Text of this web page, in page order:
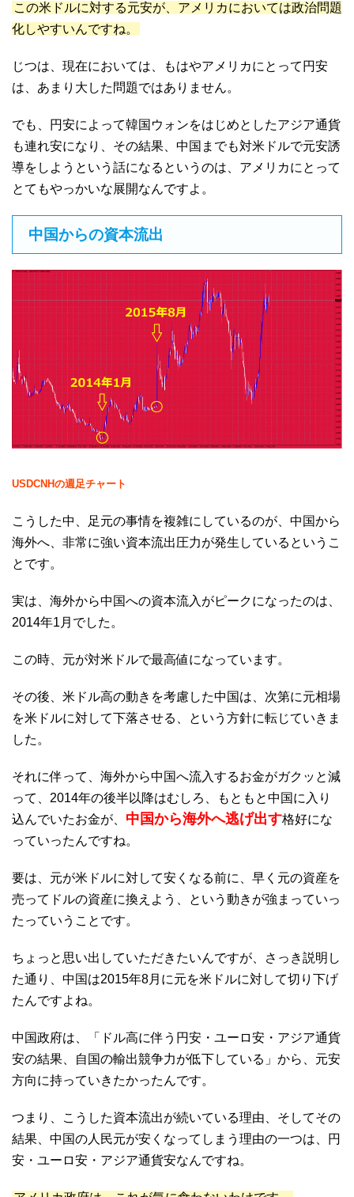
この米ドルに対する元安が、アメリカにおいては政治問題
化しやすいんですね。
じつは、現在においては、もはやアメリカにとって円安
は、あまり大した問題ではありません。
でも、円安によって韓国ウォンをはじめとしたアジア通貨
も連れ安になり、その結果、中国までも対米ドルで元安誘
導をしようという話になるというのは、アメリカにとって
とてもやっかいな展開なんですよ。
中国からの資本流出
USDCNHの週足チャート
こうした中、足元の事情を複雑にしているのが、中国から
海外へ、非常に強い資本流出圧力が発生しているというこ
とです。
実は、海外から中国への資本流入がピークになったのは、
2014年1月でした。
この時、元が対米ドルで最高値になっています。
その後、米ドル高の動きを考慮した中国は、次第に元相場
を米ドルに対して下落させる、という方針に転じていきま
した。
それに伴って、海外から中国へ流入するお金がガクッと減
って、2014年の後半以降はむしろ、もともと中国に入り
込んでいたお金が、 中国から海外へ逃げ出す格好にな
っていったんですね。
要は、元が米ドルに対して安くなる前に、早く元の資産を
売ってドルの資産に換えよう、という動きが強まっていっ
たっていうことです。
ちょっと思い出していただきたいんですが、さっき説明し
た通り、中国は2015年8月に元を米ドルに対して切り下げ
たんですよね。
中国政府は、「ドル高に伴う円安・ユーロ安・アジア通貨
安の結果、自国の輸出競争力が低下している」から、元安
方向に持っていきたかったんです。
つまり、こうした資本流出が続いている理由、そしてその
結果、中国の人民元が安くなってしまう理由の一つは、円
安・ユーロ安・アジア通貨安なんですね。